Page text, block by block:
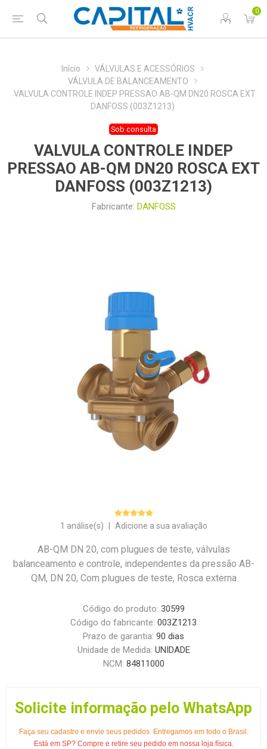
0
Início
VÁLVULAS E ACESSÓRIOS
VÁLVULA DE BALANCEAMENTO
VALVULA CONTROLE INDEP PRESSAO AB-QM DN20 ROSCA EXT
DANFOSS (003Z1213)
Sob consulta
VALVULA CONTROLE INDEP
PRESSAO AB-QM DN20 ROSCA EXT
DANFOSS (003Z1213)
Fabricante: DANFOSS
1 análise(s) Adicione a sua avaliação
AB-QM DN 20, com plugues de teste, válvulas
balanceamento e controle, independentes da pressão AB-
QM, DN 20, Com plugues de teste, Rosca externa
Código do produto: 30599
Código do fabricante: 003Z1213
Prazo de garantia: 90 dias
Unidade de Medida: UNIDADE
NCM: 84811000
Solicite informação pelo WhatsApp
Faça seu cadastro e envie seus pedidos. Entregamos em todo o Brasil.
Está em SP? Compre e retire seu pedido em nossa loja física.